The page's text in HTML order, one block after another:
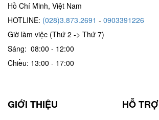
Hồ Chí Minh, Việt Nam
HOTLINE: (028)3.873.2691 - 0903391226
Giờ làm việc (Thứ 2 -> Thứ 7)
Sáng: 08:00 - 12:00
Chiều: 13:00 - 17:00
GIỚI THIỆU HỖ TRỢ